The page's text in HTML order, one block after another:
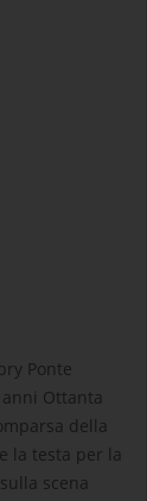
Ponte
Ottanta
della
la testa per la
scena